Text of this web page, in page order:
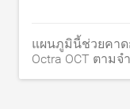
แผนภูมินี้ช่วยคาด
Octra OCT ตาม